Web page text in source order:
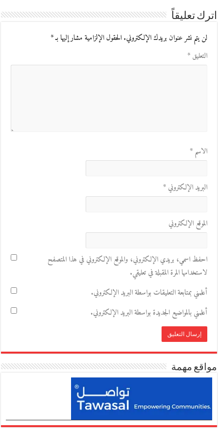
اترك تعليقاً
لن يتم نشر عنوان بريدك الإلكتروني.الحقول الإلزامية مشار إليها بـ*
التعليق*
الاسم*
البريد الإلكتروني*
الموقع الإلكتروني
احفظ اسمي، بريدي الإلكتروني، والموقع الإلكتروني في هذا المتصفح
لاستخدامها المرة المقبلة في تعليقي.
أعلمني بمتابعة التعليقات بواسطة البريد الإلكتروني.
أعلمني بالمواضيع الجديدة بواسطة البريد الإلكتروني.
مواقع مهمة